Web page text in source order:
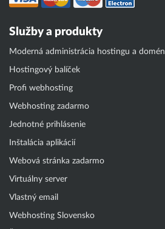
Služby a produkty
Moderná administrácia hostingu a domén
Hostingový balíček
Profi webhosting
Webhosting zadarmo
Jednotné prihlásenie
Inštalácia aplikácií
Webová stránka zadarmo
Virtuálny server
Vlastný email
Webhosting Slovensko